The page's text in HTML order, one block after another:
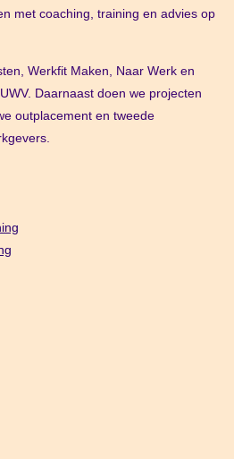
met coaching, training en advies op
Werkfit Maken, Naar Werk en
Daarnaast doen we projecten
outplacement en tweede